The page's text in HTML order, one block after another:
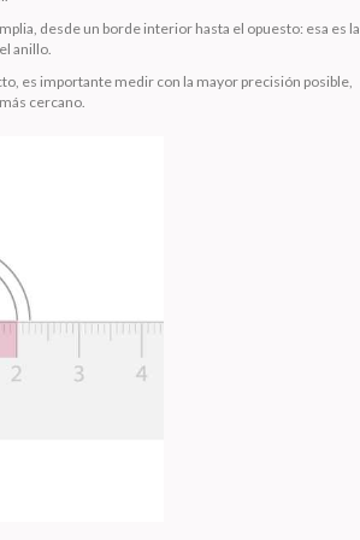
desde un borde interior hasta el opuesto: esa es la
anillo.
es importante medir con la mayor precisión posible,
cercano.